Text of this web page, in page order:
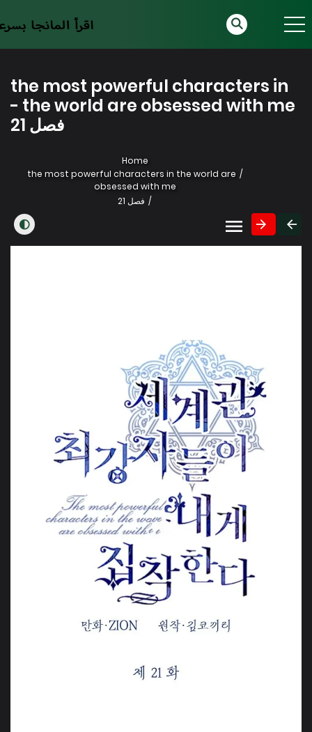
the most powerful characters in
the world are obsessed with me -
فصل 21
Home
the most powerful characters in the world are
obsessed with me
فصل 21